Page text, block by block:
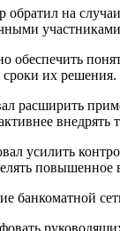
обратил на
обеспечить
их решения.
расширить
внедрять
усилить
банкоматной